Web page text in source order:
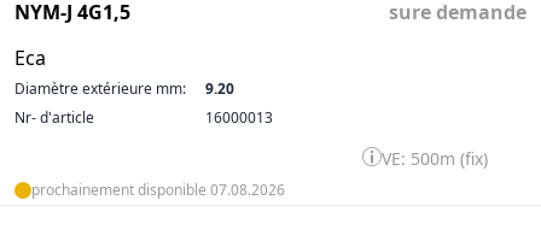
NYM-J 4G1,5
Eca
sure demande
Diamètre extérieure mm:
9.20
Nr- d'article
16000013
VE: 500m (fix)
prochainement disponible 07.08.2026